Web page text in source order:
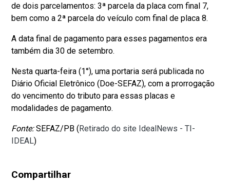
de dois parcelamentos: 3ª parcela da placa com final 7,
bem como a 2ª parcela do veículo com final de placa 8.
A data final de pagamento para esses pagamentos era
também dia 30 de setembro.
Nesta quarta-feira (1°), uma portaria será publicada no
Diário Oficial Eletrônico (Doe-SEFAZ), com a prorrogação
do vencimento do tributo para essas placas e
modalidades de pagamento.
Fonte:SEFAZ/PB (Retirado do site IdealNews - TI-
IDEAL)
Compartilhar